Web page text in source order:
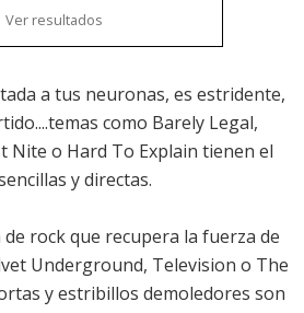
Ver resultados
a tus neuronas, es estridente,
como Barely Legal,
Nite o Hard To Explain tienen el
y directas.
rock que recupera la fuerza de
Underground, Television o The
y estribillos demoledores son